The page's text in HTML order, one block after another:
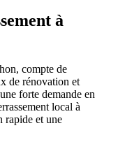
à
compte de
de rénovation et
forte demande en
local à
rapide et une